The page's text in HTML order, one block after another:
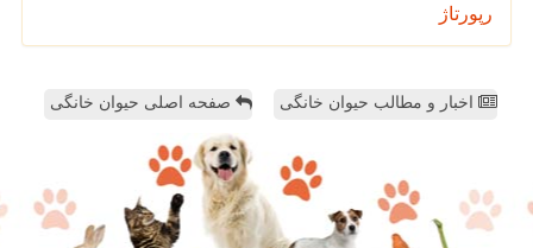
رپورتاژ
اخبار و مطالب حیوان خانگی صفحه اصلی حیوان خانگی